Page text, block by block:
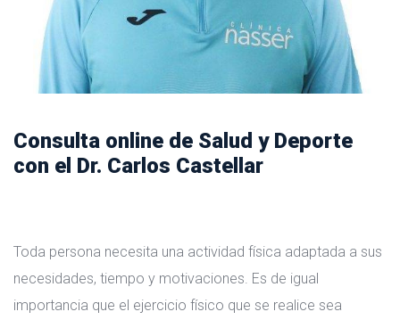
Consulta online de Salud y Deporte
con el Dr. Carlos Castellar
Toda persona necesita una actividad física adaptada a sus
necesidades, tiempo y motivaciones. Es de igual
importancia que el ejercicio físico que se realice sea